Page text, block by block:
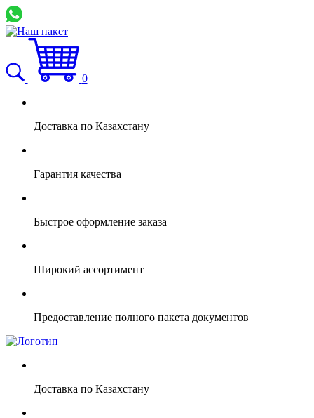
0
Доставка по Казахстану
Гарантия качества
Быстрое оформление заказа
Широкий ассортимент
Предоставление полного пакета документов
Доставка по Казахстану